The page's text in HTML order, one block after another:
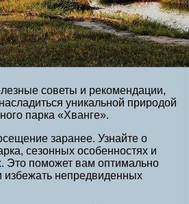
советы и рекомендации,
уникальной природой
парка «Хванге».
заранее. Узнайте о
сезонных особенностях и
Это поможет вам оптимально
избежать непредвиденных